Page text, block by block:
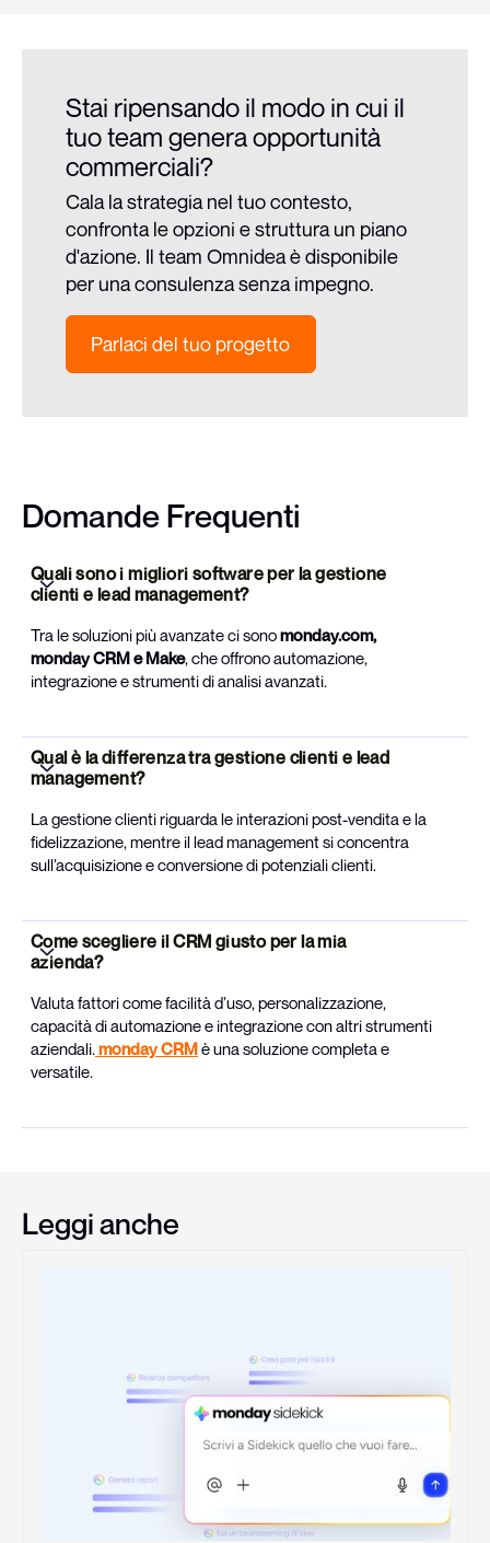
Stai ripensando il modo in cui il
tuo team genera opportunità
commerciali?
Cala la strategia nel tuo contesto,
confronta le opzioni e struttura un piano
d'azione. Il team Omnidea è disponibile
per una consulenza senza impegno.
Parlaci del tuo progetto
Domande Frequenti
Quali sono i migliori software per la gestione
clienti e lead management?
Tra le soluzioni più avanzate ci sonomonday.com,
monday CRM e Make, che offrono automazione,
integrazione e strumenti di analisi avanzati.
Qual è la differenza tra gestione clienti e lead
management?
La gestione clienti riguarda le interazioni post-vendita e la
fidelizzazione, mentre il lead management si concentra
sull’acquisizione e conversione di potenziali clienti.
Come scegliere il CRM giusto per la mia
azienda?
Valuta fattori come facilità d’uso, personalizzazione,
capacità di automazione e integrazione con altri strumenti
aziendali. monday CRMè una soluzione completa e
versatile.
Leggi anche